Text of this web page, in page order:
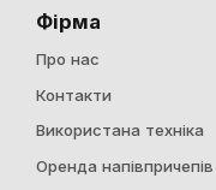
Фірма
Про нас
Контакти
Використана техніка
Оренда напівпричепів